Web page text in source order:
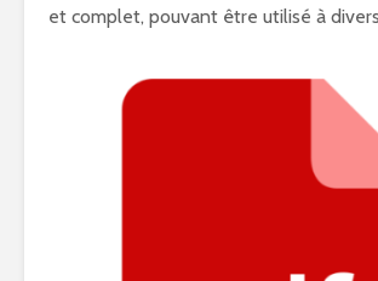
et complet, pouvant être utilisé à